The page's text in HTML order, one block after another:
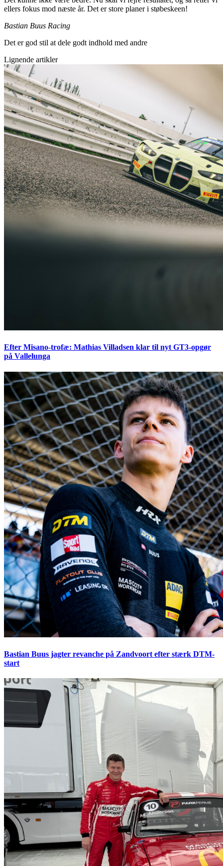
ellers fokus mod næste år. Det er store planer i støbeskeen!
Bastian Buus Racing
Det er god stil at dele godt indhold med andre
Lignende artikler
Efter Misano-trofæ: Mathias Villadsen klar til nyt GT3-opgør
på Vallelunga
Bastian Buus jagter revanche på Zandvoort efter stærk DTM-
start